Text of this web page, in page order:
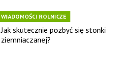
WIADOMOŚCI ROLNICZE
Jak skutecznie pozbyć się stonki
ziemniaczanej?